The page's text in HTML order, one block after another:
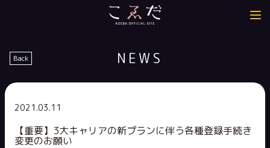
NEWS
Back
2021.03.11
【重要】3大キャリアの新プランに伴う各種登録手続き
変更のお願い